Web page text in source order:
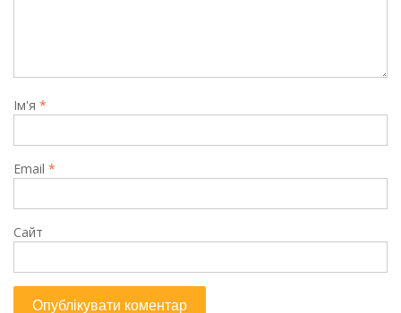
Ім'я *
Email *
Сайт